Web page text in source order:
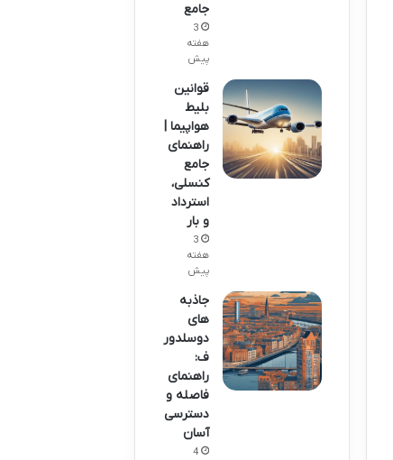
جامع
3
هفته
پیش
قوانین
بلیط
هواپیما |
راهنمای
جامع
کنسلی،
استرداد
و بار
3
هفته
پیش
جاذبه
های
دوسلدور
ف:
راهنمای
فاصله و
دسترسی
آسان
4